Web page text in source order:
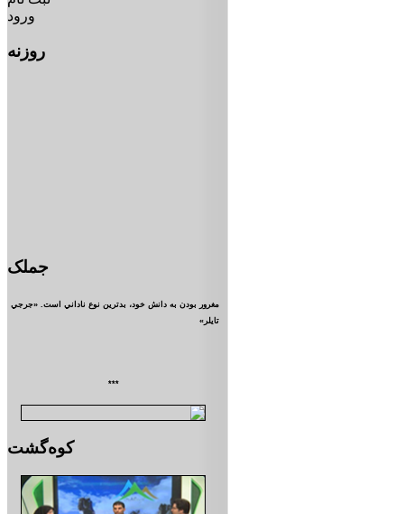
ورود
روزنه
جملک
مغرور بودن به دانش خود، بدترين نوع ناداني است. «جرجي
تايلر»
***
کوه‌گشت